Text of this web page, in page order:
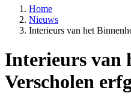
Home
Nieuws
Interieurs van het
Interieurs van
Verscholen